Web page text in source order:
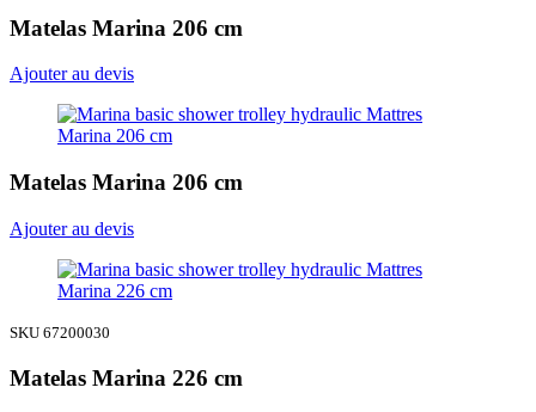
Matelas Marina 206 cm
Ajouter au devis
Matelas Marina 206 cm
Ajouter au devis
SKU 67200030
Matelas Marina 226 cm